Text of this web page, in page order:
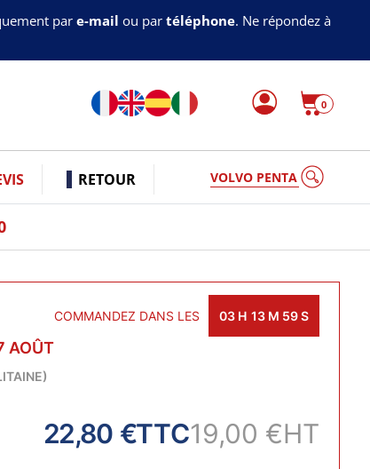
par e-mail ou par téléphone. Ne répondez à
0
RETOUR VOLVO PENTA
AOÛT
COMMANDEZ DANS LES 03 H 13 M 58S
22,80 €TTC19,00 €HT